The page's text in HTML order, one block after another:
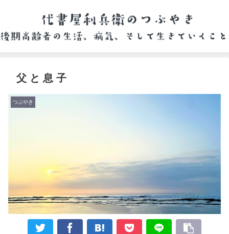
父 と 息 子
つぶやき